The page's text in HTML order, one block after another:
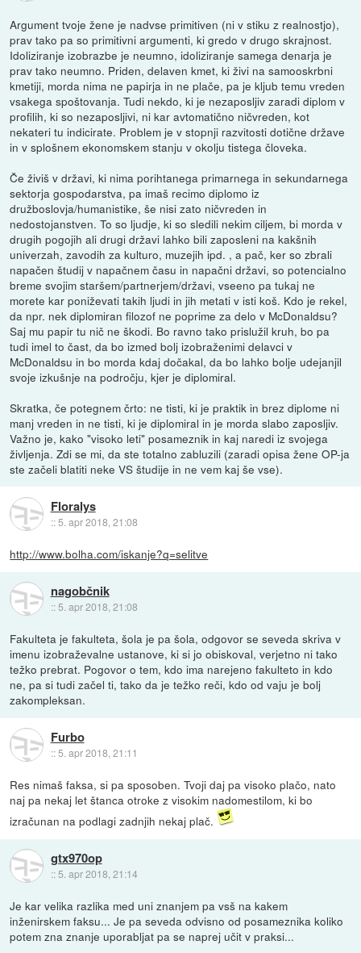
Argument tvoje žene je nadvse primitiven (ni v stiku z realnostjo),
prav tako pa so primitivni argumenti, ki gredo v drugo skrajnost.
Idoliziranje izobrazbe je neumno, idoliziranje samega denarja je
prav tako neumno. Priden, delaven kmet, ki živi na samooskrbni
kmetiji, morda nima ne papirja in ne plače, pa je kljub temu vreden
vsakega spoštovanja. Tudi nekdo, ki je nezaposljiv zaradi diplom v
profilih, ki so nezaposljivi, ni kar avtomatično ničvreden, kot
nekateri tu indicirate. Problem je v stopnji razvitosti dotične države
in v splošnem ekonomskem stanju v okolju tistega človeka.
Če živiš v državi, ki nima porihtanega primarnega in sekundarnega
sektorja gospodarstva, pa imaš recimo diplomo iz
družboslovja/humanistike, še nisi zato ničvreden in
nedostojanstven. To so ljudje, ki so sledili nekim ciljem, bi morda v
drugih pogojih ali drugi državi lahko bili zaposleni na kakšnih
univerzah, zavodih za kulturo, muzejih ipd. , a pač, ker so zbrali
napačen študij v napačnem času in napačni državi, so potencialno
breme svojim staršem/partnerjem/državi, vseeno pa tukaj ne
morete kar poniževati takih ljudi in jih metati v isti koš. Kdo je rekel,
da npr. nek diplomiran filozof ne poprime za delo v McDonaldsu?
Saj mu papir tu nič ne škodi. Bo ravno tako prislužil kruh, bo pa
tudi imel to čast, da bo izmed bolj izobraženimi delavci v
McDonaldsu in bo morda kdaj dočakal, da bo lahko bolje udejanjil
svoje izkušnje na področju, kjer je diplomiral.
Skratka, če potegnem črto: ne tisti, ki je praktik in brez diplome ni
manj vreden in ne tisti, ki je diplomiral in je morda slabo zaposljiv.
Važno je, kako "visoko leti" posameznik in kaj naredi iz svojega
življenja. Zdi se mi, da ste totalno zabluzili (zaradi opisa žene OP-ja
ste začeli blatiti neke VS študije in ne vem kaj še vse).
Floralys
::5. apr 2018, 21:08
http://www.bolha.com/iskanje?q=selitve
nagobčnik
:: 5. apr 2018, 21:08
Fakulteta je fakulteta, šola je pa šola, odgovor se seveda skriva v
imenu izobraževalne ustanove, ki si jo obiskoval, verjetno ni tako
težko prebrat. Pogovor o tem, kdo ima narejeno fakulteto in kdo
ne, pa si tudi začel ti, tako da je težko reči, kdo od vaju je bolj
zakompleksan.
Furbo
::5. apr 2018, 21:11
Res nimaš faksa, si pa sposoben. Tvoji daj pa visoko plačo, nato
naj pa nekaj let štanca otroke z visokim nadomestilom, ki bo
izračunan na podlagi zadnjih nekaj plač.
gtx970op
:: 5. apr 2018, 21:14
Je kar velika razlika med uni znanjem pa vsš na kakem
inženirskem faksu... Je pa seveda odvisno od posameznika koliko
potem zna znanje uporabljat pa se naprej učit v praksi...